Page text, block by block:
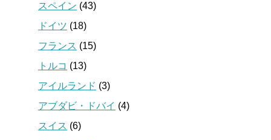
スペイン (43)
ドイツ (18)
フランス (15)
トルコ (13)
アイルランド (3)
アブダビ・ドバイ (4)
スイス (6)